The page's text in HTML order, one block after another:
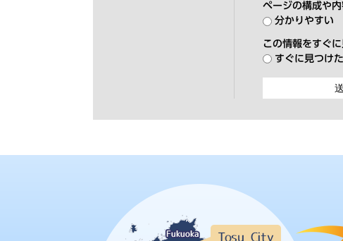
ページの構成や
分かりやすい
この情報をすぐ
すぐに見つけた